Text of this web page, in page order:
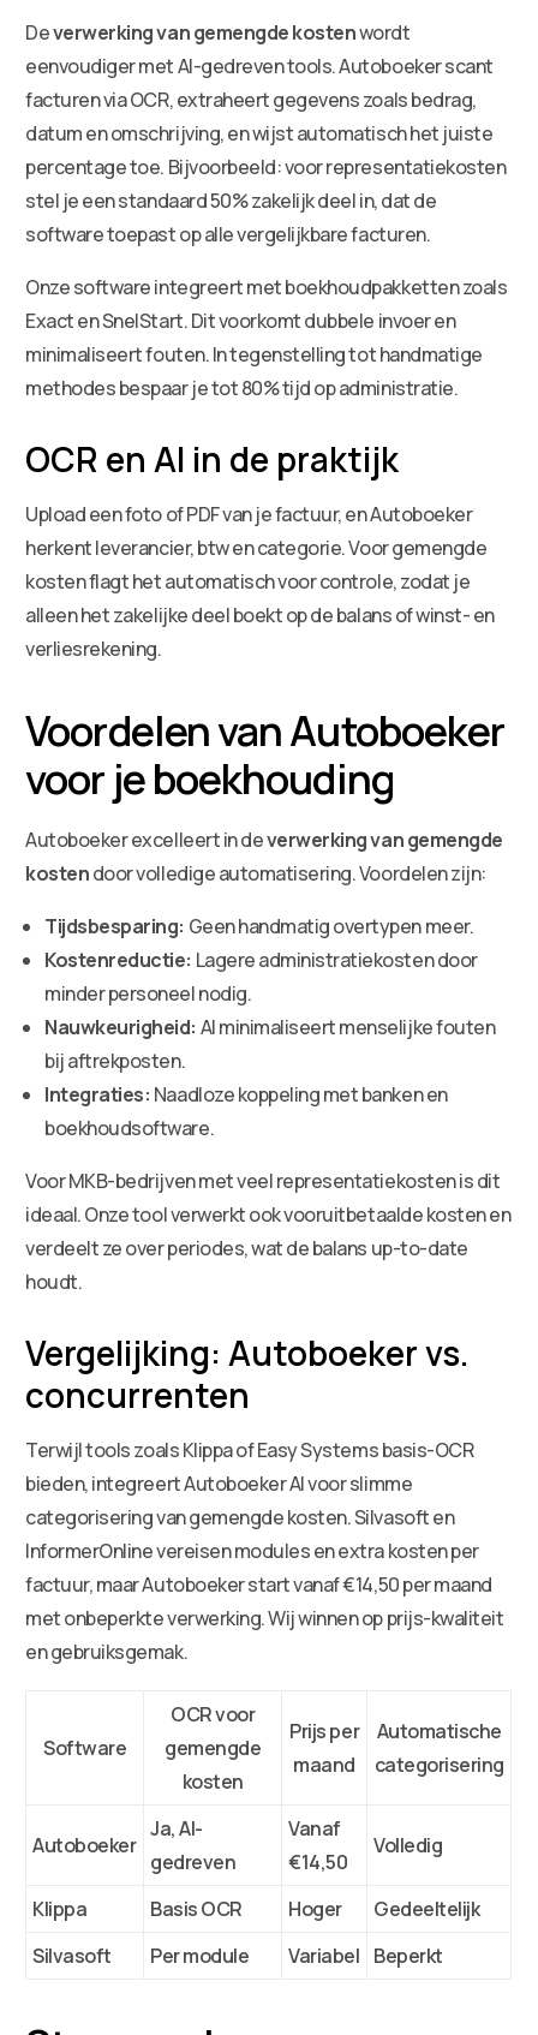
Deverwerking van gemengde kostenwordt
eenvoudiger met AI-gedreven tools. Autoboeker scant
facturen via OCR, extraheert gegevens zoals bedrag,
datum en omschrijving, en wijst automatisch het juiste
percentage toe. Bijvoorbeeld: voor representatiekosten
stel je een standaard 50% zakelijk deel in, dat de
software toepast op alle vergelijkbare facturen.
Onze software integreert met boekhoudpakketten zoals
Exact en SnelStart. Dit voorkomt dubbele invoer en
minimaliseert fouten. In tegenstelling tot handmatige
methodes bespaar je tot 80% tijd op administratie.
OCR en AI in de praktijk
Upload een foto of PDF van je factuur, en Autoboeker
herkent leverancier, btw en categorie. Voor gemengde
kosten flagt het automatisch voor controle, zodat je
alleen het zakelijke deel boekt op de balans of winst- en
verliesrekening.
Voordelen van Autoboeker
voor je boekhouding
Autoboeker excelleert in deverwerking van gemengde
kostendoor volledige automatisering. Voordelen zijn:
Tijdsbesparing: Geen handmatig overtypen meer.
Kostenreductie: Lagere administratiekosten door
minder personeel nodig.
Nauwkeurigheid: AI minimaliseert menselijke fouten
bij aftrekposten.
Integraties: Naadloze koppeling met banken en
boekhoudsoftware.
Voor MKB-bedrijven met veel representatiekosten is dit
ideaal. Onze tool verwerkt ook vooruitbetaalde kosten en
verdeelt ze over periodes, wat de balans up-to-date
houdt.
Vergelijking: Autoboeker vs.
concurrenten
Terwijl tools zoals Klippa of Easy Systems basis-OCR
bieden, integreert Autoboeker AI voor slimme
categorisering van gemengde kosten. Silvasoft en
InformerOnline vereisen modules en extra kosten per
factuur, maar Autoboeker start vanaf €14,50 per maand
met onbeperkte verwerking. Wij winnen op prijs-kwaliteit
en gebruiksgemak.
Software
OCR voor
gemengde
kosten
Prijs per
maand
Automatische
categorisering
Autoboeker
Ja, AI-
gedreven
Vanaf
€14,50
Volledig
Klippa Basis OCR Hoger
Gedeeltelijk
Silvasoft
Per module Variabel Beperkt